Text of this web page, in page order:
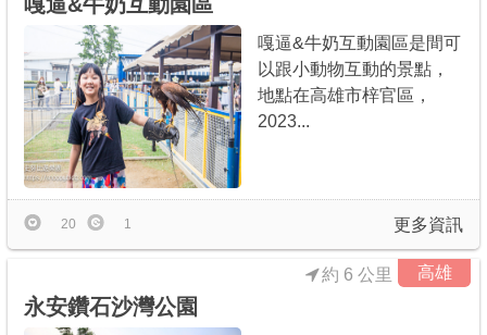
嘎逼&牛奶互動園區
嘎逼&牛奶互動園區是間可
以跟小動物互動的景點，
地點在高雄市梓官區，
2023...
更多資訊
20 1
高雄
約 6 公里
永安鑽石沙灣公園